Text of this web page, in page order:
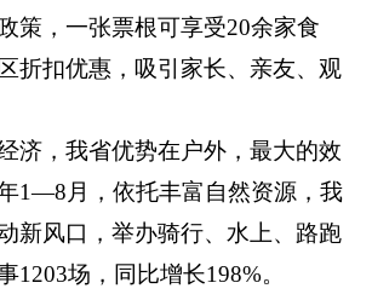
策，一张票根可享受20余家食
折扣优惠，吸引家长、亲友、观
济，我省优势在户外，最大的效
1—8月，依托丰富自然资源，我
新风口，举办骑行、水上、路跑
1203场，同比增长198%。